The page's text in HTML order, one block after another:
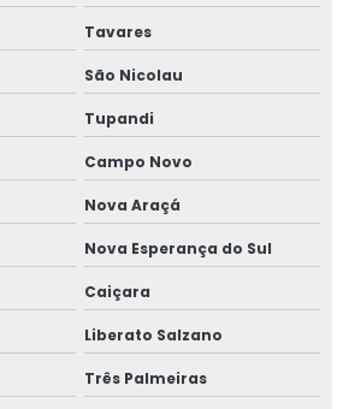
Tavares
São Nicolau
Tupandi
Campo Novo
Nova Araçá
Nova Esperança do Sul
Caiçara
Liberato Salzano
Três Palmeiras